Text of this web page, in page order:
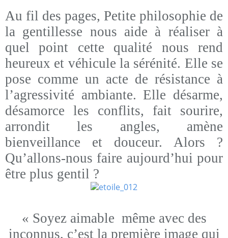
Au fil des pages, Petite philosophie de
la gentillesse nous aide à réaliser à
quel point cette qualité nous rend
heureux et véhicule la sérénité. Elle se
pose comme un acte de résistance à
l’agressivité ambiante. Elle désarme,
désamorce les conflits, fait sourire,
arrondit les angles, amène
bienveillance et douceur. Alors ?
Qu’allons-nous faire aujourd’hui pour
être plus gentil ?
« Soyez aimable même avec des
inconnus, c’est la première image qui